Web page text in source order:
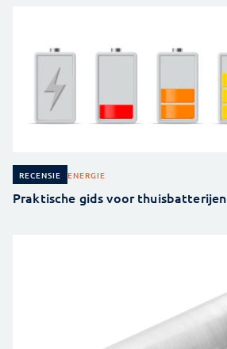
RECENSIE ENERGIE
Praktische gids voor thuisbatterijen